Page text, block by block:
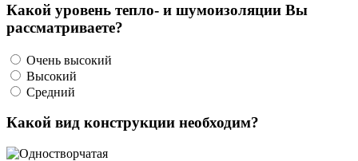
Какой уровень тепло- и шумоизоляции Вы
рассматриваете?
Очень высокий
Высокий
Средний
Какой вид конструкции необходим?